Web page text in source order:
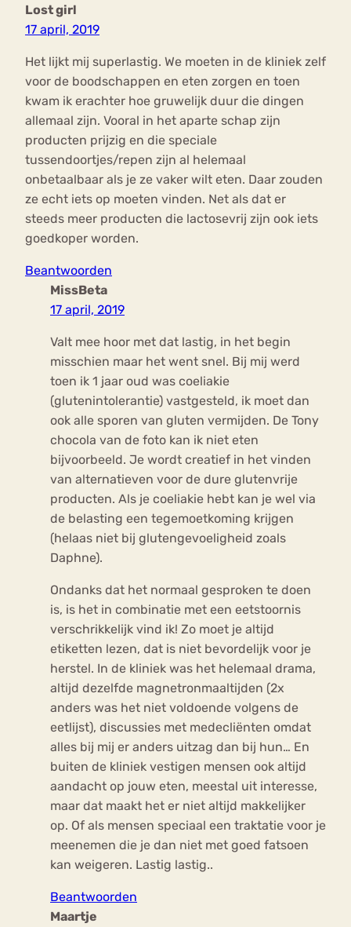
Lost girl
17 april, 2019
Het lijkt mij superlastig. We moeten in de kliniek zelf
voor de boodschappen en eten zorgen en toen
kwam ik erachter hoe gruwelijk duur die dingen
allemaal zijn. Vooral in het aparte schap zijn
producten prijzig en die speciale
tussendoortjes/repen zijn al helemaal
onbetaalbaar als je ze vaker wilt eten. Daar zouden
ze echt iets op moeten vinden. Net als dat er
steeds meer producten die lactosevrij zijn ook iets
goedkoper worden.
Beantwoorden
MissBeta
17 april, 2019
Valt mee hoor met dat lastig, in het begin
misschien maar het went snel. Bij mij werd
toen ik 1 jaar oud was coeliakie
(glutenintolerantie) vastgesteld, ik moet dan
ook alle sporen van gluten vermijden. De Tony
chocola van de foto kan ik niet eten
bijvoorbeeld. Je wordt creatief in het vinden
van alternatieven voor de dure glutenvrije
producten. Als je coeliakie hebt kan je wel via
de belasting een tegemoetkoming krijgen
(helaas niet bij glutengevoeligheid zoals
Daphne).
Ondanks dat het normaal gesproken te doen
is, is het in combinatie met een eetstoornis
verschrikkelijk vind ik! Zo moet je altijd
etiketten lezen, dat is niet bevordelijk voor je
herstel. In de kliniek was het helemaal drama,
altijd dezelfde magnetronmaaltijden (2x
anders was het niet voldoende volgens de
eetlijst), discussies met medecliënten omdat
alles bij mij er anders uitzag dan bij hun… En
buiten de kliniek vestigen mensen ook altijd
aandacht op jouw eten, meestal uit interesse,
maar dat maakt het er niet altijd makkelijker
op. Of als mensen speciaal een traktatie voor je
meenemen die je dan niet met goed fatsoen
kan weigeren. Lastig lastig..
Beantwoorden
Maartje